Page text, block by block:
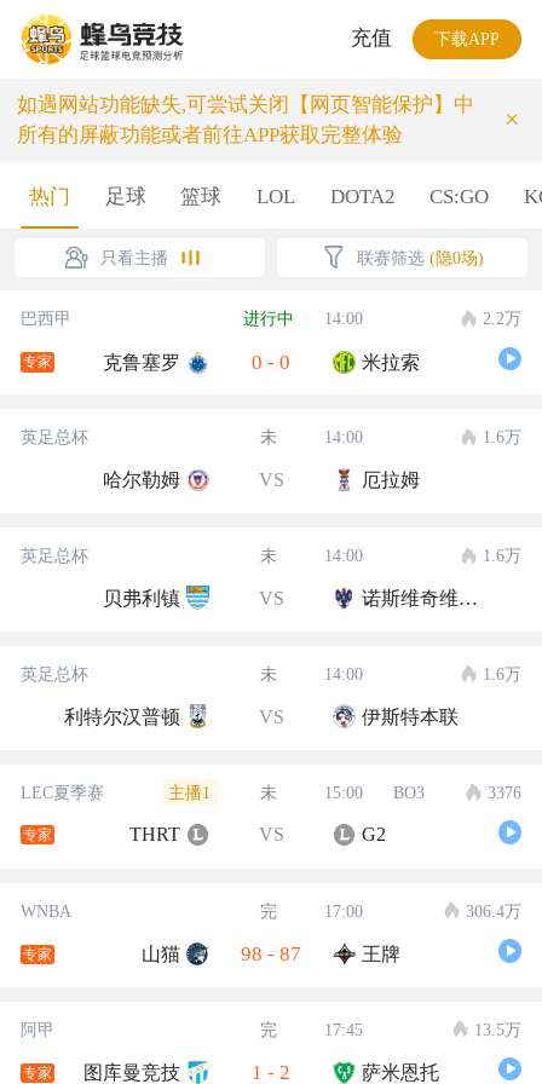
充值 下载APP
如遇网站功能缺失,可尝试关闭【网页智能保护】中
所有的屏蔽功能或者前往APP获取完整体验
×
热门 足球 篮球 LOL DOTA2 CS:GO
只看主播 联赛筛选 (隐0场)
巴西甲 进行中 14:00 2.2万
专家 克鲁塞罗 0 - 0 米拉索
英足总杯 未 14:00 1.6万
哈尔勒姆 VS 厄拉姆
英足总杯 未 14:00 1.6万
贝弗利镇 VS 诺斯维奇维多利亚
英足总杯 未 14:00 1.6万
利特尔汉普顿 VS 伊斯特本联
LEC夏季赛 主播1 未 15:00 BO3 3376
专家 THRT VS G2
WNBA 完 17:00 306.4万
专家 山猫 98 - 87 王牌
阿甲 完 17:45 13.5万
专家 图库曼竞技 1 - 2 萨米恩托